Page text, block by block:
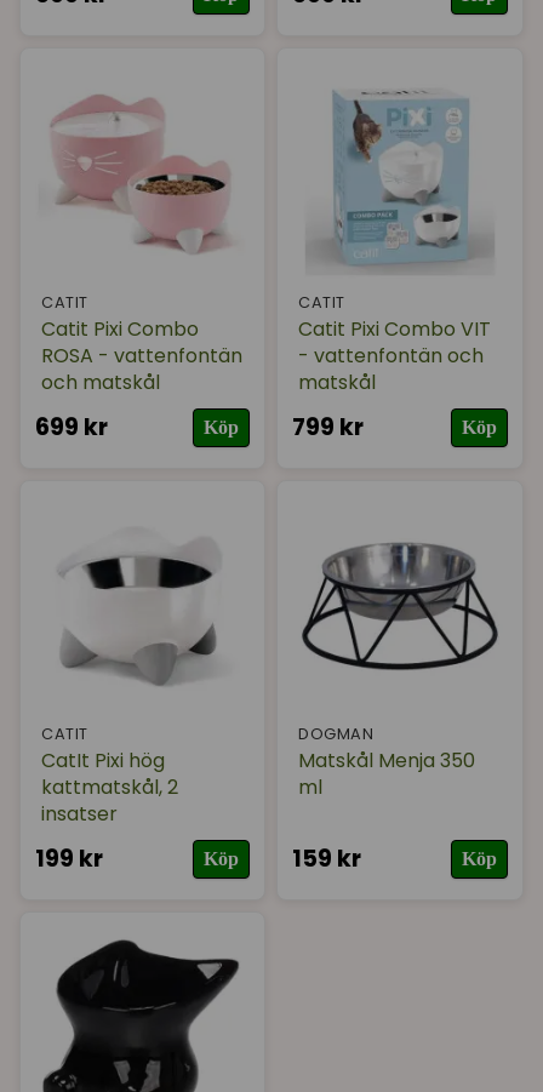
CATIT
Catit Pixi Combo
ROSA - vattenfontän
och matskål
699 kr Köp
CATIT
Catit Pixi Combo VIT
- vattenfontän och
matskål
799 kr Köp
CATIT
CatIt Pixi hög
kattmatskål, 2
insatser
199 kr Köp
DOGMAN
Matskål Menja 350
ml
159 kr Köp